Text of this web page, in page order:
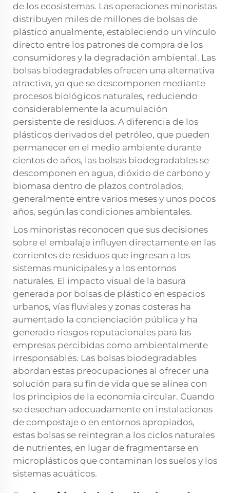
de los ecosistemas. Las operaciones minoristas
distribuyen miles de millones de bolsas de
plástico anualmente, estableciendo un vínculo
directo entre los patrones de compra de los
consumidores y la degradación ambiental. Las
bolsas biodegradables ofrecen una alternativa
atractiva, ya que se descomponen mediante
procesos biológicos naturales, reduciendo
considerablemente la acumulación
persistente de residuos. A diferencia de los
plásticos derivados del petróleo, que pueden
permanecer en el medio ambiente durante
cientos de años, las bolsas biodegradables se
descomponen en agua, dióxido de carbono y
biomasa dentro de plazos controlados,
generalmente entre varios meses y unos pocos
años, según las condiciones ambientales.
Los minoristas reconocen que sus decisiones
sobre el embalaje influyen directamente en las
corrientes de residuos que ingresan a los
sistemas municipales y a los entornos
naturales. El impacto visual de la basura
generada por bolsas de plástico en espacios
urbanos, vías fluviales y zonas costeras ha
aumentado la concienciación pública y ha
generado riesgos reputacionales para las
empresas percibidas como ambientalmente
irresponsables. Las bolsas biodegradables
abordan estas preocupaciones al ofrecer una
solución para su fin de vida que se alinea con
los principios de la economía circular. Cuando
se desechan adecuadamente en instalaciones
de compostaje o en entornos apropiados,
estas bolsas se reintegran a los ciclos naturales
de nutrientes, en lugar de fragmentarse en
microplásticos que contaminan los suelos y los
sistemas acuáticos.